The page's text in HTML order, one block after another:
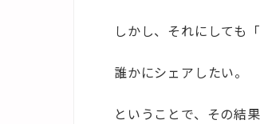
しかし、それにしても
誰かにシェアしたい。
ということで、その結